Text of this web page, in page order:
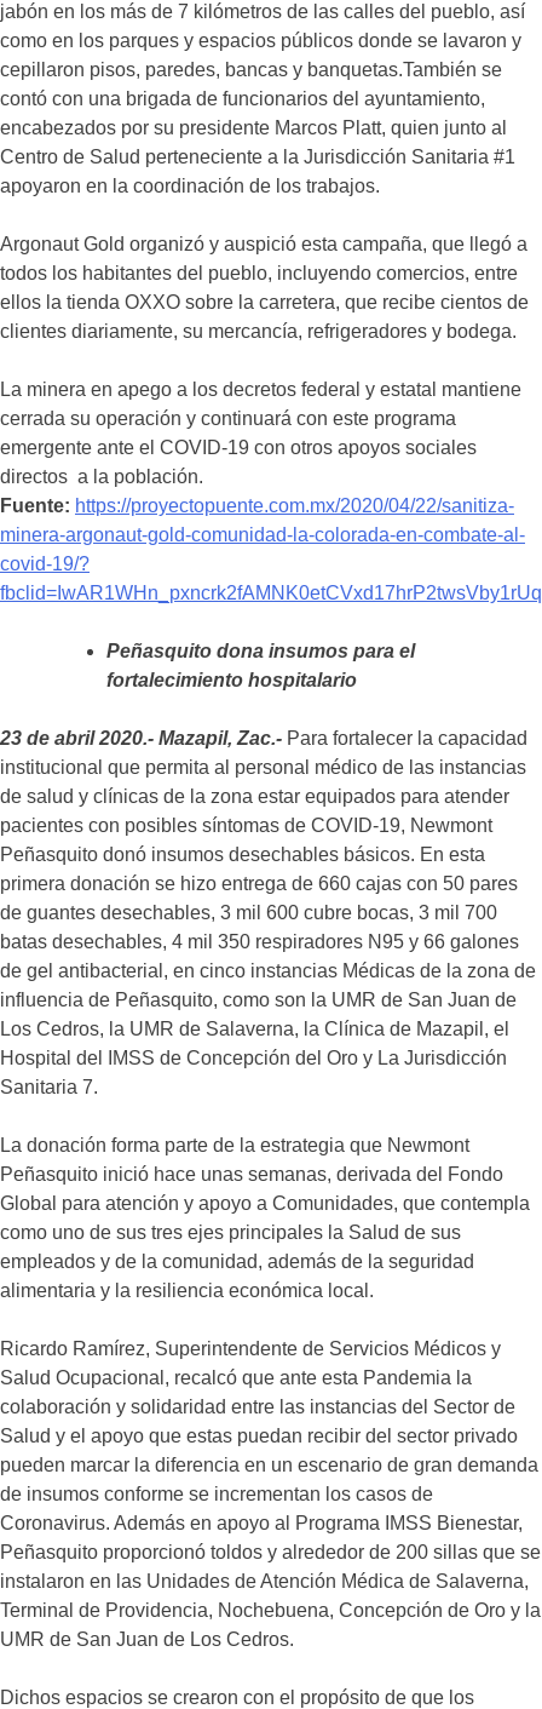
jabón en los más de 7 kilómetros de las calles del pueblo, así
como en los parques y espacios públicos donde se lavaron y
cepillaron pisos, paredes, bancas y banquetas.También se
contó con una brigada de funcionarios del ayuntamiento,
encabezados por su presidente Marcos Platt, quien junto al
Centro de Salud perteneciente a la Jurisdicción Sanitaria #1
apoyaron en la coordinación de los trabajos.
Argonaut Gold organizó y auspició esta campaña, que llegó a
todos los habitantes del pueblo, incluyendo comercios, entre
ellos la tienda OXXO sobre la carretera, que recibe cientos de
clientes diariamente, su mercancía, refrigeradores y bodega.
La minera en apego a los decretos federal y estatal mantiene
cerrada su operación y continuará con este programa
emergente ante el COVID-19 con otros apoyos sociales
directos a la población.
Fuente: https://proyectopuente.com.mx/2020/04/22/sanitiza-
minera-argonaut-gold-comunidad-la-colorada-en-combate-al-
covid-19/?
Peñasquito dona insumos para el
fortalecimiento hospitalario
23 de abril 2020.- Mazapil, Zac.- Para fortalecer la capacidad
institucional que permita al personal médico de las instancias
de salud y clínicas de la zona estar equipados para atender
pacientes con posibles síntomas de COVID-19, Newmont
Peñasquito donó insumos desechables básicos. En esta
primera donación se hizo entrega de 660 cajas con 50 pares
de guantes desechables, 3 mil 600 cubre bocas, 3 mil 700
batas desechables, 4 mil 350 respiradores N95 y 66 galones
de gel antibacterial, en cinco instancias Médicas de la zona de
influencia de Peñasquito, como son la UMR de San Juan de
Los Cedros, la UMR de Salaverna, la Clínica de Mazapil, el
Hospital del IMSS de Concepción del Oro y La Jurisdicción
Sanitaria 7.
La donación forma parte de la estrategia que Newmont
Peñasquito inició hace unas semanas, derivada del Fondo
Global para atención y apoyo a Comunidades, que contempla
como uno de sus tres ejes principales la Salud de sus
empleados y de la comunidad, además de la seguridad
alimentaria y la resiliencia económica local.
Ricardo Ramírez, Superintendente de Servicios Médicos y
Salud Ocupacional, recalcó que ante esta Pandemia la
colaboración y solidaridad entre las instancias del Sector de
Salud y el apoyo que estas puedan recibir del sector privado
pueden marcar la diferencia en un escenario de gran demanda
de insumos conforme se incrementan los casos de
Coronavirus. Además en apoyo al Programa IMSS Bienestar,
Peñasquito proporcionó toldos y alrededor de 200 sillas que se
instalaron en las Unidades de Atención Médica de Salaverna,
Terminal de Providencia, Nochebuena, Concepción de Oro y la
UMR de San Juan de Los Cedros.
Dichos espacios se crearon con el propósito de que los